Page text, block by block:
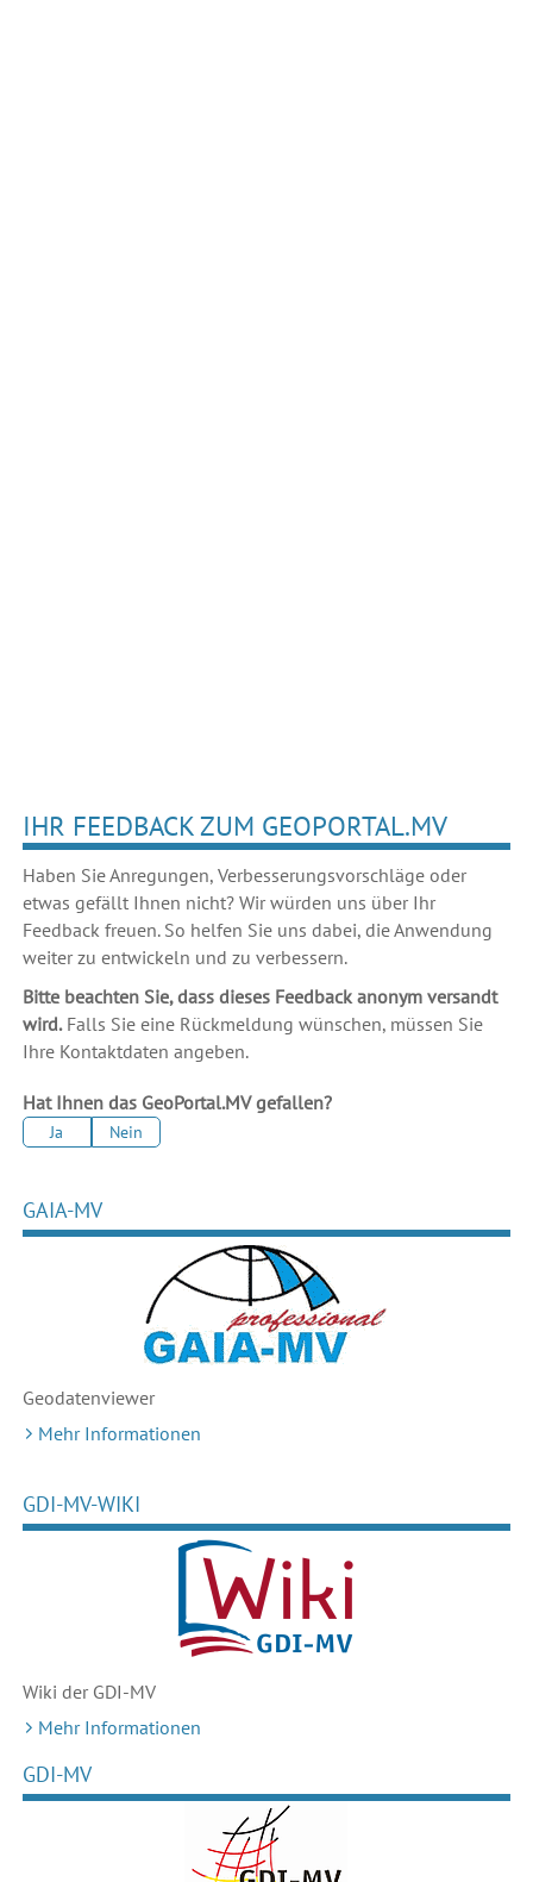
IHR FEEDBACK ZUM GEOPORTAL.MV
Haben Sie Anregungen, Verbesserungsvorschläge oder
etwas gefällt Ihnen nicht? Wir würden uns über Ihr
Feedback freuen. So helfen Sie uns dabei, die Anwendung
weiter zu entwickeln und zu verbessern.
Bitte beachten Sie, dass dieses Feedback anonym versandt
wird.Falls Sie eine Rückmeldung wünschen, müssen Sie
Ihre Kontaktdaten angeben.
Hat Ihnen das GeoPortal.MV gefallen?
Ja Nein
GAIA-MV
Geodatenviewer
Mehr Informationen
GDI-MV-WIKI
Wiki der GDI-MV
Mehr Informationen
GDI-MV